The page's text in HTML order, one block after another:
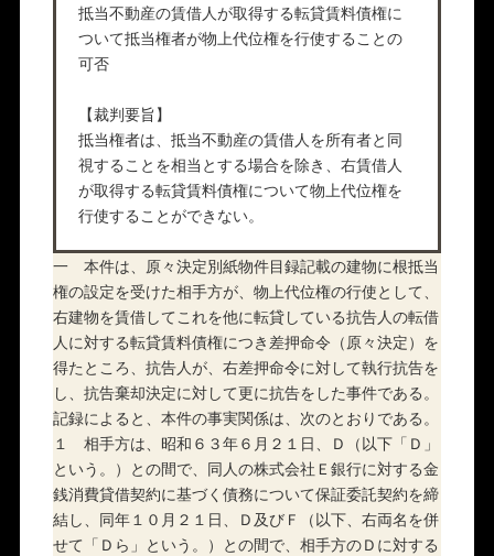
抵当不動産の賃借人が取得する転貸賃料債権に
ついて抵当権者が物上代位権を行使することの
可否
【裁判要旨】
抵当権者は、抵当不動産の賃借人を所有者と同
視することを相当とする場合を除き、右賃借人
が取得する転貸賃料債権について物上代位権を
行使することができない。
一 本件は、原々決定別紙物件目録記載の建物に根抵当
権の設定を受けた相手方が、物上代位権の行使として、
右建物を賃借してこれを他に転貸している抗告人の転借
人に対する転貸賃料債権につき差押命令（原々決定）を
得たところ、抗告人が、右差押命令に対して執行抗告を
し、抗告棄却決定に対して更に抗告をした事件である。
記録によると、本件の事実関係は、次のとおりである。
１ 相手方は、昭和６３年６月２１日、Ｄ（以下「Ｄ」
という。）との間で、同人の株式会社Ｅ銀行に対する金
銭消費貸借契約に基づく債務について保証委託契約を締
結し、同年１０月２１日、Ｄ及びＦ（以下、右両名を併
せて「Ｄら」という。）との間で、相手方のＤに対する